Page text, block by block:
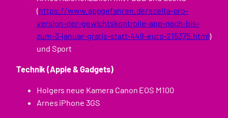
(https://www.appgefahren.de/scelta-pro-
version-der-gewichtskontrolle-app-noch-bis-
zum-3-januar-gratis-statt-449-euro-215375.html)
und Sport
Technik (Apple & Gadgets)
Holgers neue Kamera Canon EOS M100
Arnes iPhone 3GS